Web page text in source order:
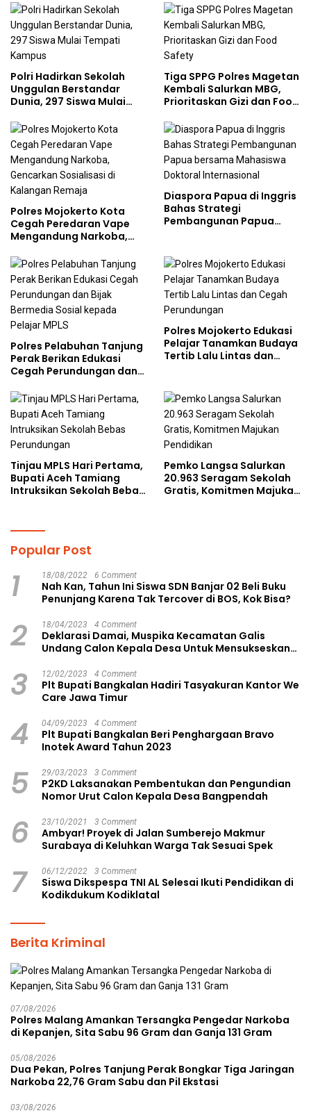
Polri Hadirkan Sekolah
Unggulan Berstandar
Dunia, 297 Siswa Mulai
Tiga SPPG Polres Magetan
Kembali Salurkan MBG,
Prioritaskan Gizi dan Food
Polres Mojokerto Kota
Cegah Peredaran Vape
Mengandung Narkoba,
Kalangan Remaja
Diaspora Papua di Inggris
Bahas Strategi
Pembangunan Papua
Polres Pelabuhan Tanjung
Perak Berikan Edukasi
Cegah Perundungan dan
kepada Pelajar MPLS
Polres Mojokerto Edukasi
Pelajar Tanamkan Budaya
Tertib Lalu Lintas dan
Tinjau MPLS Hari Pertama,
Bupati Aceh Tamiang
Intruksikan Sekolah Bebas
Pemko Langsa Salurkan
20.963 Seragam Sekolah
Gratis, Komitmen Majukan
Popular Post
1 18/08/2022 6 Comment
Nah Kan, Tahun Ini Siswa SDN Banjar 02 Beli Buku
Penunjang Karena Tak Tercover di BOS, Kok Bisa?
2 18/04/2023 4 Comment
Deklarasi Damai, Muspika Kecamatan Galis
Undang Calon Kepala Desa Untuk Mensukseskan
3 12/02/2023 4 Comment
Plt Bupati Bangkalan Hadiri Tasyakuran Kantor We
Care Jawa Timur
4 04/09/2023 4 Comment
Plt Bupati Bangkalan Beri Penghargaan Bravo
Inotek Award Tahun 2023
5 29/03/2023 3 Comment
P2KD Laksanakan Pembentukan dan Pengundian
Nomor Urut Calon Kepala Desa Bangpendah
6 23/10/2021 3 Comment
Ambyar! Proyek di Jalan Sumberejo Makmur
Surabaya di Keluhkan Warga Tak Sesuai Spek
7 06/12/2022 3 Comment
Siswa Dikspespa TNI AL Selesai Ikuti Pendidikan di
Kodikdukum Kodiklatal
Berita Kriminal
07/08/2026
Polres Malang Amankan Tersangka Pengedar Narkoba
di Kepanjen, Sita Sabu 96 Gram dan Ganja 131 Gram
05/08/2026
Dua Pekan, Polres Tanjung Perak Bongkar Tiga Jaringan
Narkoba 22,76 Gram Sabu dan Pil Ekstasi
03/08/2026